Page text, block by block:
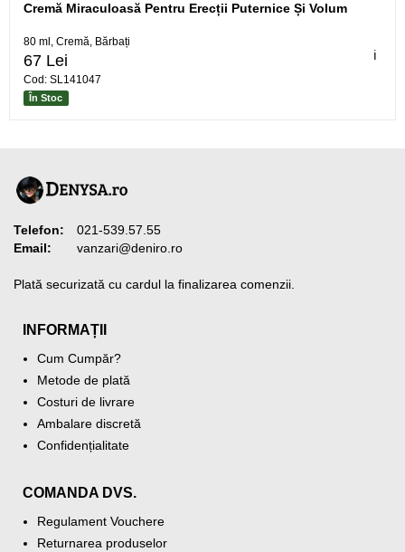
ℹ️
Cremă Miraculoasă Pentru Erecții Puternice Și Volum
80 ml, Cremă, Bărbați
67 Lei
Cod: SL141047
În Stoc
Telefon:
021-539.57.55
Email:
vanzari@deniro.ro
Plată securizată cu cardul la finalizarea comenzii.
INFORMAȚII
Cum Cumpăr?
Metode de plată
Costuri de livrare
Ambalare discretă
Confidențialitate
COMANDA DVS.
Regulament Vouchere
Returnarea produselor